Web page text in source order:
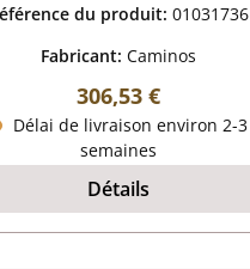
du produit:01031736
Fabricant:Caminos
Prix régulier :
306,53 €
Délai de livraison environ 2-3
semaines
Détails